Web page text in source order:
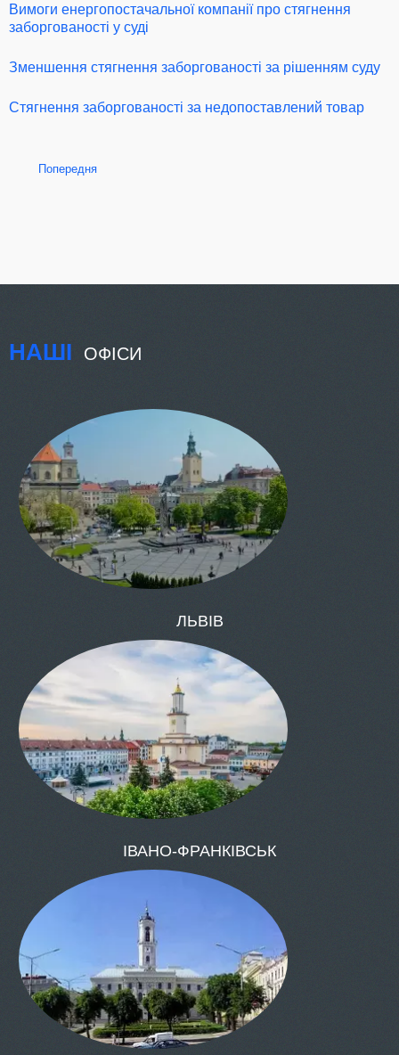
Вимоги енергопостачальної компанії про стягнення
заборгованості у суді
Зменшення стягнення заборгованості за рішенням суду
Стягнення заборгованості за недопоставлений товар
Попередня
НАШІ ОФІСИ
КИЇВ
ОДЕСА